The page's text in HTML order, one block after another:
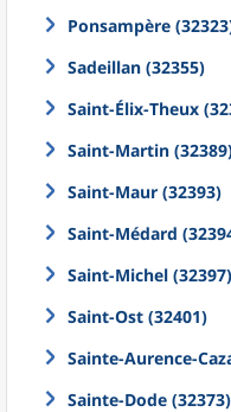
Ponsampère
Sadeillan (32355)
Saint-Élix-Theux
Saint-Martin
Saint-Maur (32393)
Saint-Médard
Saint-Michel (32397)
Saint-Ost (32401)
Sainte-Aurence-
Sainte-Dode (32373)